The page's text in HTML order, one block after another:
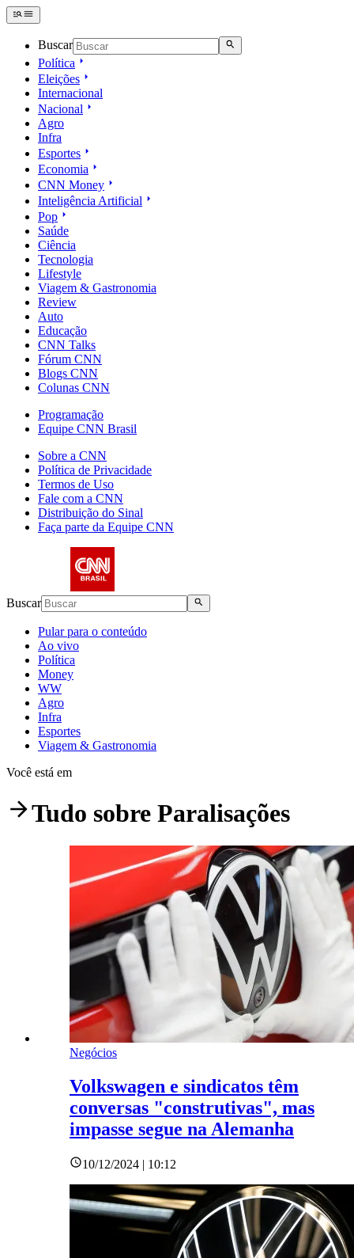
Buscar
Política
Eleições
Internacional
Nacional
Agro
Infra
Esportes
Economia
CNN Money
Inteligência Artificial
Pop
Saúde
Ciência
Tecnologia
Lifestyle
Viagem & Gastronomia
Review
Auto
Educação
CNN Talks
Fórum CNN
Blogs CNN
Colunas CNN
Programação
Equipe CNN Brasil
Sobre a CNN
Política de Privacidade
Termos de Uso
Fale com a CNN
Distribuição do Sinal
Faça parte da Equipe CNN
Buscar
Pular para o conteúdo
Ao vivo
Política
Money
WW
Agro
Infra
Esportes
Viagem & Gastronomia
Você está em
Tudo sobre Paralisações
Negócios
Volkswagen e sindicatos têm
conversas "construtivas", mas
impasse segue na Alemanha
10/12/2024 | 10:12